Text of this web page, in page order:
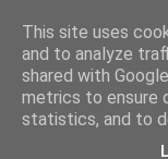
...music that's real...
This site uses
and to analyze
shared with
metrics to ensure
statistics, and to